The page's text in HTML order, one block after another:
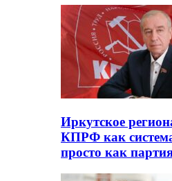
Иркутское
КПРФ как
просто как